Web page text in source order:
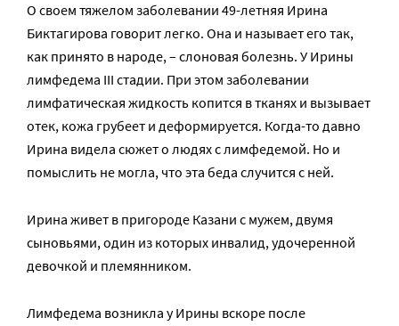
О своем тяжелом заболевании 49-летняя Ирина
Биктагирова говорит легко. Она и называет его так,
как принято в народе, – слоновая болезнь. У Ирины
лимфедема III стадии. При этом заболевании
лимфатическая жидкость копится в тканях и вызывает
отек, кожа грубеет и деформируется. Когда-то давно
Ирина видела сюжет о людях с лимфедемой. Но и
помыслить не могла, что эта беда случится с ней.
Ирина живет в пригороде Казани с мужем, двумя
сыновьями, один из которых инвалид, удочеренной
девочкой и племянником.
Лимфедема возникла у Ирины вскоре после